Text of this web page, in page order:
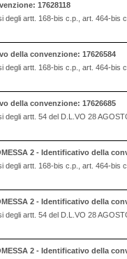
17628118
artt. 168-bis c.p., art. 464-
della convenzione: 17626584
artt. 168-bis c.p., art. 464-
della convenzione: 17626685
artt. 54 del D.L.VO 28
2 - Identificativo della
artt. 168-bis c.p., art. 464-
2 - Identificativo della
artt. 54 del D.L.VO 28
2 - Identificativo della